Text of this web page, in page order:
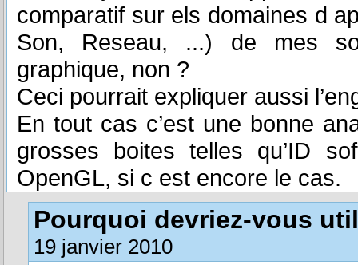
comparatif sur els domaines d
Son, Reseau, ...) de mes
graphique, non ?
Ceci pourrait expliquer aussi
En tout cas c’est une bonne
grosses boites telles qu’ID
OpenGL, si c est encore le cas.
Pourquoi devriez-vous
19 janvier 2010